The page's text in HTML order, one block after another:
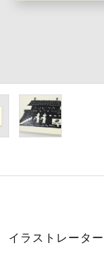
イラストレータ